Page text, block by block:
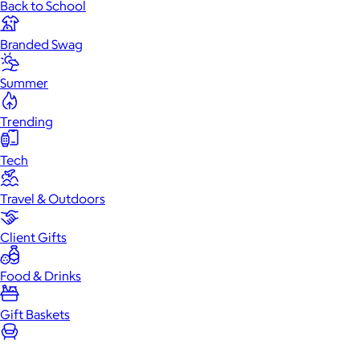
Back to School
Branded Swag
Summer
Trending
Tech
Travel & Outdoors
Client Gifts
Food & Drinks
Gift Baskets